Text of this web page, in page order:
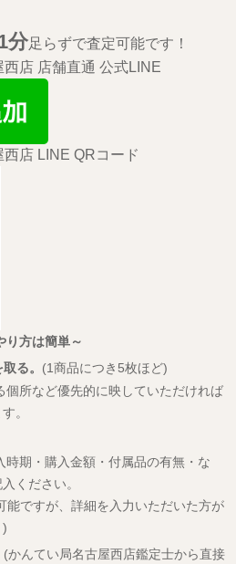
分足らずで査定可能です！
店舗直通 公式LINE
LINE QRコード
り方は簡単～
る。 (1商品につき5枚ほど)
個所など優先的に映していただければ
。
時期・購入金額・付属品の有無・な
ください。
すが、詳細を入力いただいた方が
)
(かんてい局名古屋西店鑑定士から直接